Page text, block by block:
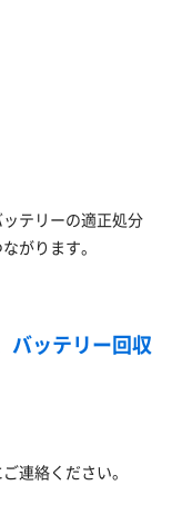
テリーの適正処分
がります。
バッテリー回収
連絡ください。